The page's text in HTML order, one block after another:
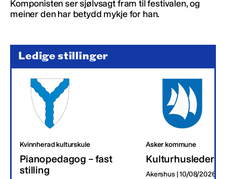
Komponisten ser sjølvsagt fram til festivalen, og
meiner den har betydd mykje for han.
Ledige stillinger
Kvinnherad kulturskule
Pianopedagog – fast
stilling
Asker kommune
Kulturhusleder
Akershus | 10/08/2026